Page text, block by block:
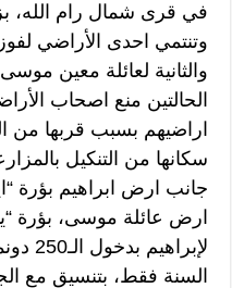
في قرى شمال رام الله،
وتنتمي احدى الأراضي
والثانية لعائلة معين
الحالتين منع اصحاب
اراضيهم بسبب قربها من
سكانها من التنكيل
جانب ارض ابراهيم بؤرة
ارض عائلة موسى، بؤرة
السنة فقط، بتنسيق مع